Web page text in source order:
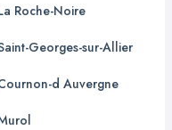
Roche-Noire
Georges-sur-Allier
d Auvergne